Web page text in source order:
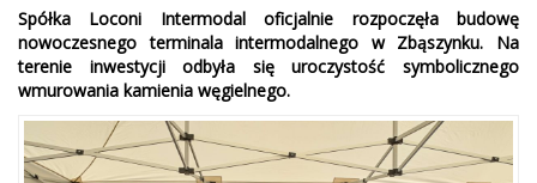
Spółka Loconi Intermodal oficjalnie rozpoczęła budowę
nowoczesnego terminala intermodalnego w Zbąszynku. Na
terenie inwestycji odbyła się uroczystość symbolicznego
wmurowania kamienia węgielnego.